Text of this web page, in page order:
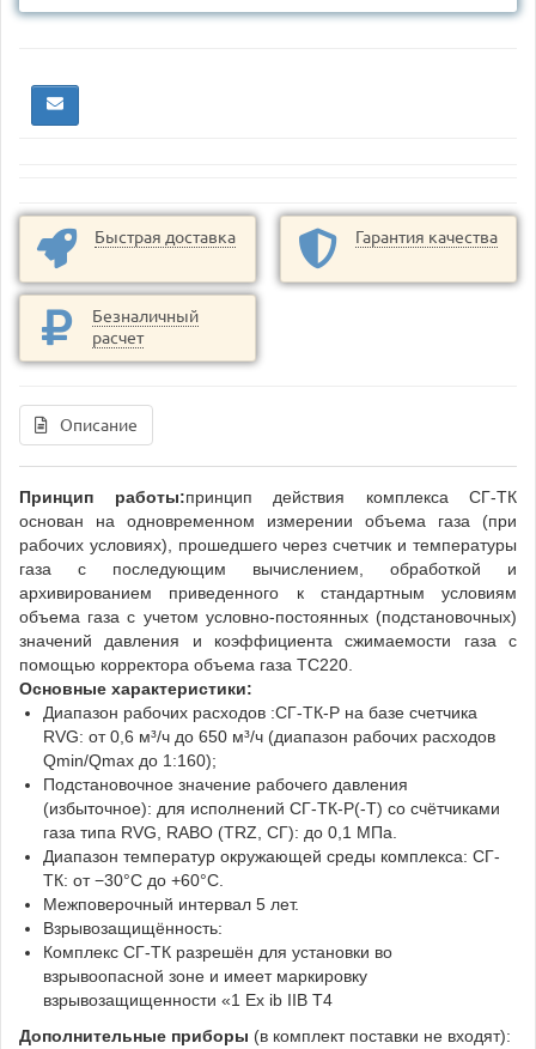
Быстрая доставка Гарантия качества
Безналичный
расчет
Описание
Принцип работы:принцип действия комплекса СГ-ТК
основан на одновременном измерении объема газа (при
рабочих условиях), прошедшего через счетчик и температуры
газа с последующим вычислением, обработкой и
архивированием приведенного к стандартным условиям
объема газа с учетом условно-постоянных (подстановочных)
значений давления и коэффициента сжимаемости газа с
помощью корректора объема газа ТС220.
Основные характеристики:
Диапазон рабочих расходов :СГ-ТК-Р на базе счетчика
RVG: от 0,6 м³/ч до 650 м³/ч (диапазон рабочих расходов
Qmin/Qmax до 1:160);
Подстановочное значение рабочего давления
(избыточное): для исполнений СГ-ТК-Р(-Т) со счётчиками
газа типа RVG, RABO (TRZ, СГ): до 0,1 МПа.
Диапазон температур окружающей среды комплекса: СГ-
ТК: от −30°C до +60°C.
Межповерочный интервал 5 лет.
Взрывозащищённость:
Комплекс СГ-ТК разрешён для установки во
взрывоопасной зоне и имеет маркировку
взрывозащищенности «1 Ex ib IIB T4
Дополнительные приборы (в комплект поставки не входят):